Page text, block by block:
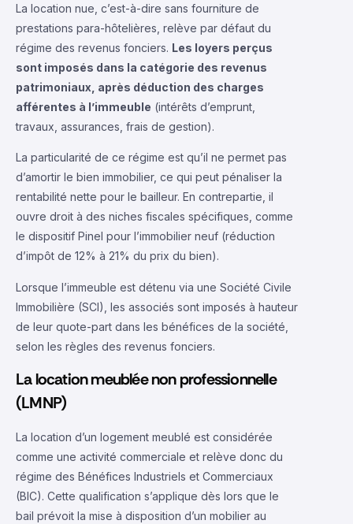
La location nue, c’est-à-dire sans fourniture de
prestations para-hôtelières, relève par défaut du
régime des revenus fonciers. Les loyers perçus
sont imposés dans la catégorie des revenus
patrimoniaux, après déduction des charges
afférentes à l’immeuble (intérêts d’emprunt,
travaux, assurances, frais de gestion).
La particularité de ce régime est qu’il ne permet pas
d’amortir le bien immobilier, ce qui peut pénaliser la
rentabilité nette pour le bailleur. En contrepartie, il
ouvre droit à des niches fiscales spécifiques, comme
le dispositif Pinel pour l’immobilier neuf (réduction
d’impôt de 12% à 21% du prix du bien).
Lorsque l’immeuble est détenu via une Société Civile
Immobilière (SCI), les associés sont imposés à hauteur
de leur quote-part dans les bénéfices de la société,
selon les règles des revenus fonciers.
La location meublée non professionnelle
(LMNP)
La location d’un logement meublé est considérée
comme une activité commerciale et relève donc du
régime des Bénéfices Industriels et Commerciaux
(BIC). Cette qualification s’applique dès lors que le
bail prévoit la mise à disposition d’un mobilier au